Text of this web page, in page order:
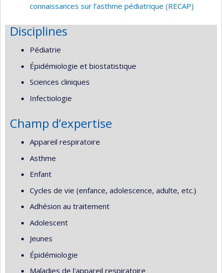
connaissances sur l’asthme pédiatrique (RECAP)
Disciplines
Pédiatrie
Épidémiologie et biostatistique
Sciences cliniques
Infectiologie
Champ d’expertise
Appareil respiratoire
Asthme
Enfant
Cycles de vie (enfance, adolescence, adulte, etc.)
Adhésion au traitement
Adolescent
Jeunes
Épidémiologie
Maladies de l'appareil respiratoire